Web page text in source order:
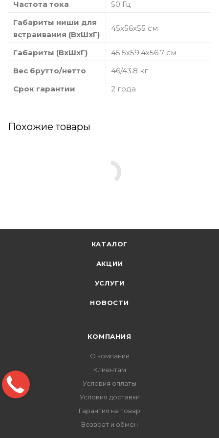
Частота тока
50 Гц
Габариты ниши для
встраивания (ВхШхГ)
45х56х55 см
Габариты (ВхШхГ)
45.5х59.4х56.7 см
Вес брутто/нетто
46/43.8 кг
Срок гарантии
2 года
Похожие товары
КАТАЛОГ
АКЦИИ
УСЛУГИ
НОВОСТИ
КОМПАНИЯ
О компании
Клиентам
Условия оплаты
Условия доставки
Гарантия на товар
Возврат и обмен